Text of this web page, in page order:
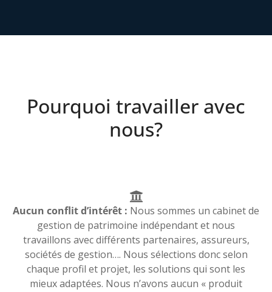
Pourquoi travailler avec
nous?
Aucun conflit d’intérêt : Nous sommes un cabinet de
gestion de patrimoine indépendant et nous
travaillons avec différents partenaires, assureurs,
sociétés de gestion…. Nous sélections donc selon
chaque profil et projet, les solutions qui sont les
mieux adaptées. Nous n’avons aucun « produit